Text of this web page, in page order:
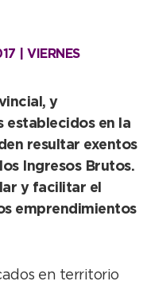
| VIERNES
y
establecidos en la
resultar exentos
Ingresos Brutos.
y facilitar el
emprendimientos
en territorio